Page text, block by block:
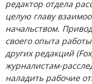
редактор отдела
целую главу
начальством.
своего опыта
других редакций
журналистам-
наладить рабочие